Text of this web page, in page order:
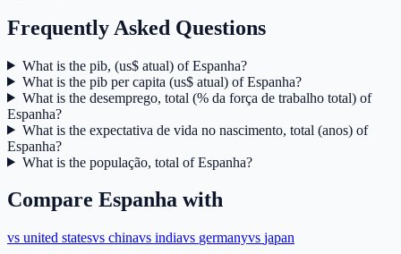
Frequently Asked Questions
What is the pib, (us$ atual) of Espanha?
What is the pib per capita (us$ atual) of Espanha?
What is the desemprego, total (% da força de trabalho total) of
Espanha?
What is the expectativa de vida no nascimento, total (anos) of
Espanha?
What is the população, total of Espanha?
Compare Espanha with
vs united statesvs chinavs indiavs germanyvs japan